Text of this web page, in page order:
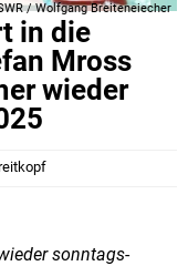
/ Wolfgang Breiteneiecher
in die
Mross
wieder
sonntags-